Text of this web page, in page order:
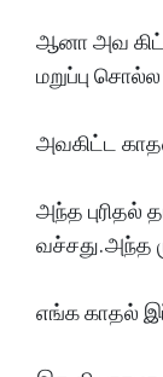
ஆனா அவ
மறுப்பு சொல்ல
அவகிட்ட
அந்த புரிதல்
வச்சது. அந்த
எங்க காதல்